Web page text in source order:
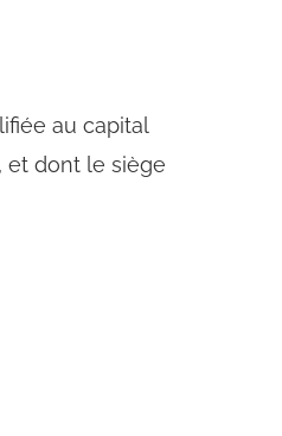
au capital
et dont le siège